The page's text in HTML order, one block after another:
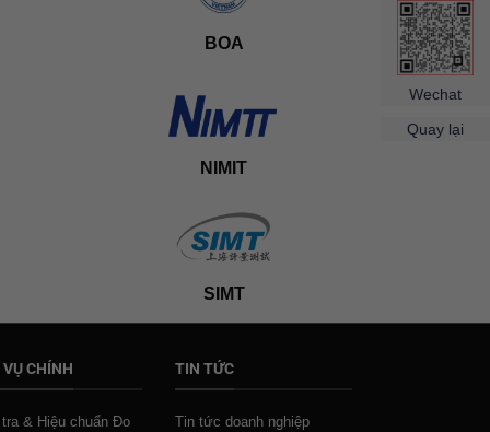
BOA
NIMIT
SIMT
VỤ CHÍNH
tra & Hiệu chuẩn Đo
TIN TỨC
Tin tức doanh nghiệp
Wechat
Quay lại